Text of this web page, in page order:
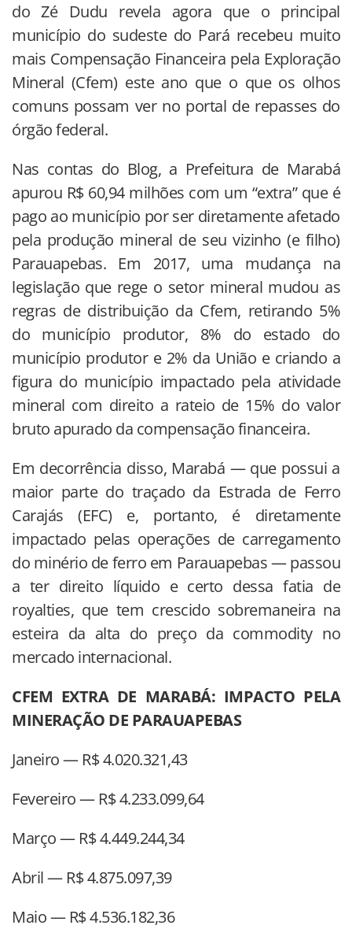
do Zé Dudu revela agora que o principal
município do sudeste do Pará recebeu muito
mais Compensação Financeira pela Exploração
Mineral (Cfem) este ano que o que os olhos
comuns possam ver no portal de repasses do
órgão federal.
Nas contas do Blog, a Prefeitura de Marabá
apurou R$ 60,94 milhões com um “extra” que é
pago ao município por ser diretamente afetado
pela produção mineral de seu vizinho (e filho)
Parauapebas. Em 2017, uma mudança na
legislação que rege o setor mineral mudou as
regras de distribuição da Cfem, retirando 5%
do município produtor, 8% do estado do
município produtor e 2% da União e criando a
figura do município impactado pela atividade
mineral com direito a rateio de 15% do valor
bruto apurado da compensação financeira.
Em decorrência disso, Marabá — que possui a
maior parte do traçado da Estrada de Ferro
Carajás (EFC) e, portanto, é diretamente
impactado pelas operações de carregamento
do minério de ferro em Parauapebas — passou
a ter direito líquido e certo dessa fatia de
royalties, que tem crescido sobremaneira na
esteira da alta do preço da commodity no
mercado internacional.
CFEM EXTRA DE MARABÁ: IMPACTO PELA
MINERAÇÃO DE PARAUAPEBAS
Janeiro — R$ 4.020.321,43
Fevereiro — R$ 4.233.099,64
Março — R$ 4.449.244,34
Abril — R$ 4.875.097,39
Maio — R$ 4.536.182,36